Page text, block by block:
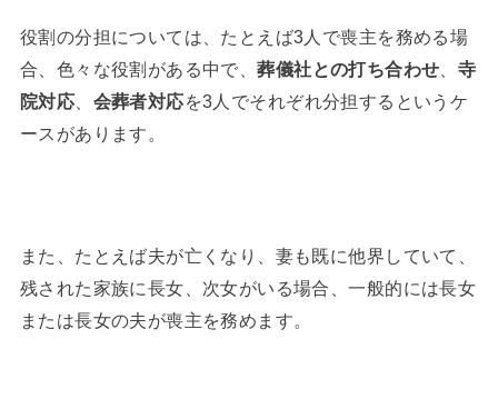
役割の分担については、たとえば3人で喪主を務める場
合、色々な役割がある中で、葬儀社との打ち合わせ
寺
院対応
会葬者対応を3人でそれぞれ分担するというケ
ースがあります。
また、たとえば夫が亡くなり、妻も既に他界していて、
残された家族に長女、次女がいる場合、一般的には長女
または長女の夫が喪主を務めます。